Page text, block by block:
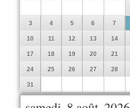
3 4 5 6 7
10 11 12 13 14
17 18 19 20 21
24 25 26 27 28
31